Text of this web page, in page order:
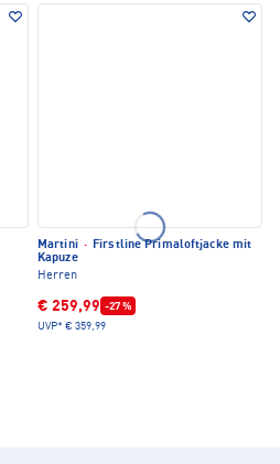
Martini · Firstline Primaloftjacke mit
Kapuze
Herren
€ 259,99 -27 %
UVP* € 359,99